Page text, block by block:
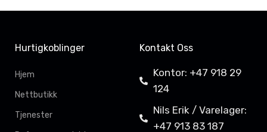
Hurtigkoblinger
Hjem
Nettbutikk
Tjenester
Kontakt Oss
Kontor: +47 918 29
124
Nils Erik / Varelager:
+47 913 83 187